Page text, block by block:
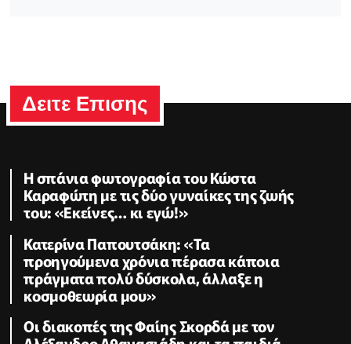
Δειτε Επισης
Η σπάνια φωτογραφία του Κώστα
Καραφώτη με τις δύο γυναίκες της ζωής
του: «Εκείνες… κι εγώ!»
Κατερίνα Παπουτσάκη: «Τα
προηγούμενα χρόνια πέρασα κάποια
πράγματα πολύ δύσκολα, άλλαξε η
κοσμοθεωρία μου»
Οι διακοπές της Φαίης Σκορδά με τον